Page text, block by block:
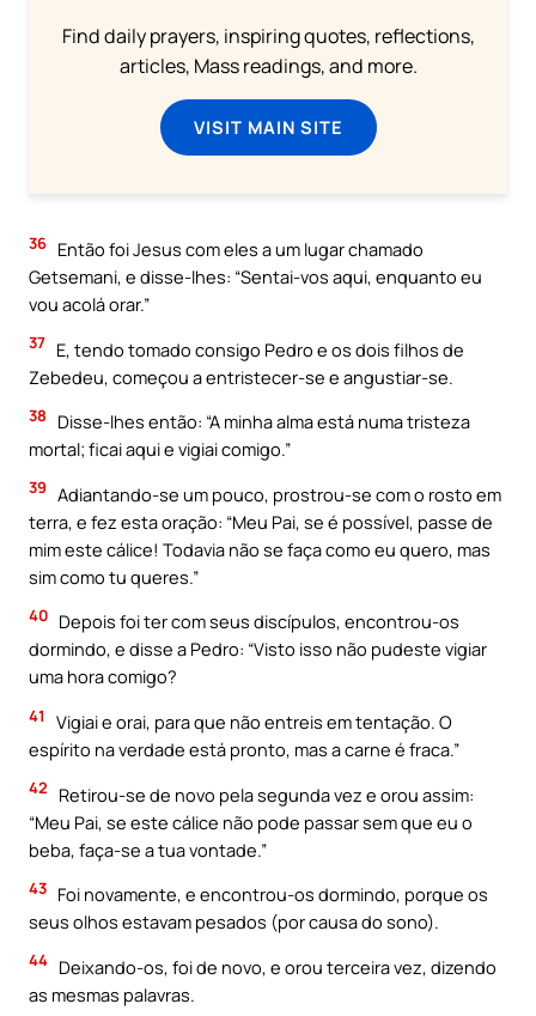
Find daily prayers, inspiring quotes, reflections,
articles, Mass readings, and more.
VISIT MAIN SITE
36 Então foi Jesus com eles a um lugar chamado
Getsemani, e disse-lhes: “Sentai-vos aqui, enquanto eu
vou acolá orar.”
37 E, tendo tomado consigo Pedro e os dois filhos de
Zebedeu, começou a entristecer-se e angustiar-se.
38
Disse-lhes então: “A minha alma está numa tristeza
mortal; ficai aqui e vigiai comigo.”
39 Adiantando-se um pouco, prostrou-se com o rosto em
terra, e fez esta oração: “Meu Pai, se é possível, passe de
mim este cálice! Todavia não se faça como eu quero, mas
sim como tu queres.”
40 Depois foi ter com seus discípulos, encontrou-os
dormindo, e disse a Pedro: “Visto isso não pudeste vigiar
uma hora comigo?
41
Vigiai e orai, para que não entreis em tentação. O
espírito na verdade está pronto, mas a carne é fraca.”
42
Retirou-se de novo pela segunda vez e orou assim:
“Meu Pai, se este cálice não pode passar sem que eu o
beba, faça-se a tua vontade.”
43 Foi novamente, e encontrou-os dormindo, porque os
seus olhos estavam pesados (por causa do sono).
44 Deixando-os, foi de novo, e orou terceira vez, dizendo
as mesmas palavras.